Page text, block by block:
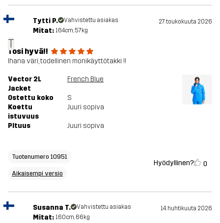
T
Tytti P. Vahvistettu asiakas 27. toukokuuta 2026
Mitat: 164cm, 57kg
Tosi hyvä!!
Ihana väri, todellinen monikäyttötakki !!
Vector 2L
Jacket
French Blue
Ostettu koko
S
Koettu
istuvuus
Juuri sopiva
PItuus Juuri sopiva
Tuotenumero 10951
Aikaisempi versio
Hyödyllinen? 0
Susanna T. Vahvistettu asiakas 14. huhtikuuta 2026
Mitat: 160cm, 66kg